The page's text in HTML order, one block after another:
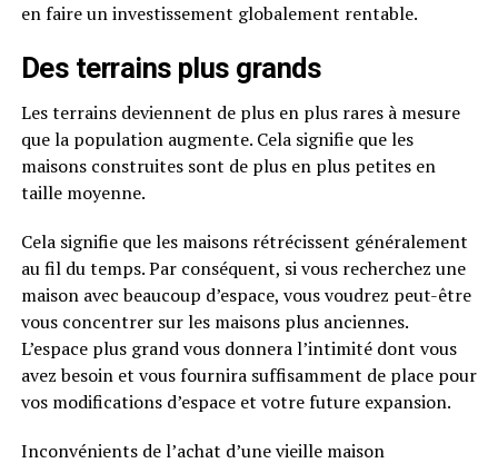
en faire un investissement globalement rentable.
Des terrains plus grands
Les terrains deviennent de plus en plus rares à mesure
que la population augmente. Cela signifie que les
maisons construites sont de plus en plus petites en
taille moyenne.
Cela signifie que les maisons rétrécissent généralement
au fil du temps. Par conséquent, si vous recherchez une
maison avec beaucoup d’espace, vous voudrez peut-être
vous concentrer sur les maisons plus anciennes.
L’espace plus grand vous donnera l’intimité dont vous
avez besoin et vous fournira suffisamment de place pour
vos modifications d’espace et votre future expansion.
Inconvénients de l’achat d’une vieille maison